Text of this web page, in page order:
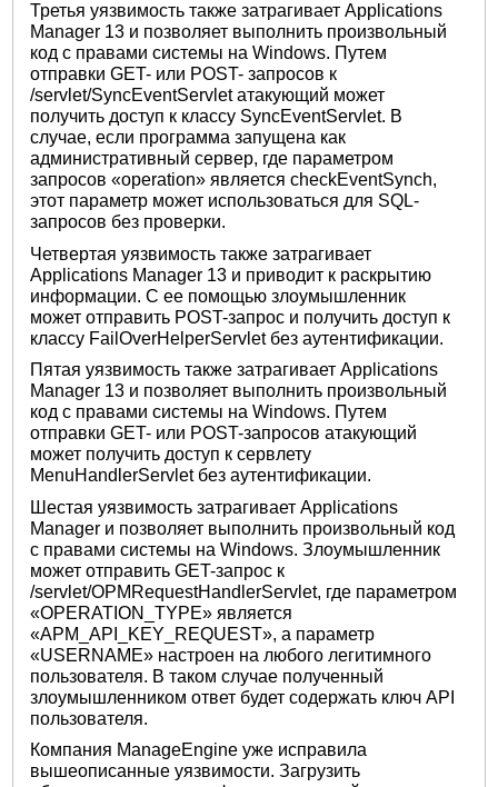
Третья уязвимость также затрагивает Applications
Manager 13 и позволяет выполнить произвольный
код с правами системы на Windows. Путем
отправки GET- или POST- запросов к
/servlet/SyncEventServlet атакующий может
получить доступ к классу SyncEventServlet. В
случае, если программа запущена как
административный сервер, где параметром
запросов «operation» является checkEventSynch,
этот параметр может использоваться для SQL-
запросов без проверки.
Четвертая уязвимость также затрагивает
Applications Manager 13 и приводит к раскрытию
информации. С ее помощью злоумышленник
может отправить POST-запрос и получить доступ к
классу FailOverHelperServlet без аутентификации.
Пятая уязвимость также затрагивает Applications
Manager 13 и позволяет выполнить произвольный
код с правами системы на Windows. Путем
отправки GET- или POST-запросов атакующий
может получить доступ к сервлету
MenuHandlerServlet без аутентификации.
Шестая уязвимость затрагивает Applications
Manager и позволяет выполнить произвольный код
с правами системы на Windows. Злоумышленник
может отправить GET-запрос к
/servlet/OPMRequestHandlerServlet, где параметром
«OPERATION_TYPE» является
«APM_API_KEY_REQUEST», а параметр
«USERNAME» настроен на любого легитимного
пользователя. В таком случае полученный
злоумышленником ответ будет содержать ключ API
пользователя.
Компания ManageEngine уже исправила
вышеописанные уязвимости. Загрузить